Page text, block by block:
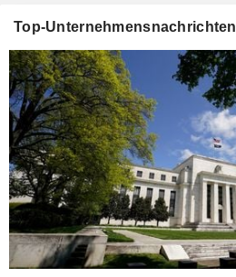
Top-Unternehmensnachrichten